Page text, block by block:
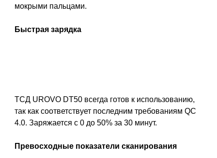
мокрыми пальцами.
Быстрая зарядка
ТСД UROVO DT50 всегда готов к использованию,
так как соответствует последним требованиям QC
4.0. Заряжается с 0 до 50% за 30 минут.
Превосходные показатели сканирования